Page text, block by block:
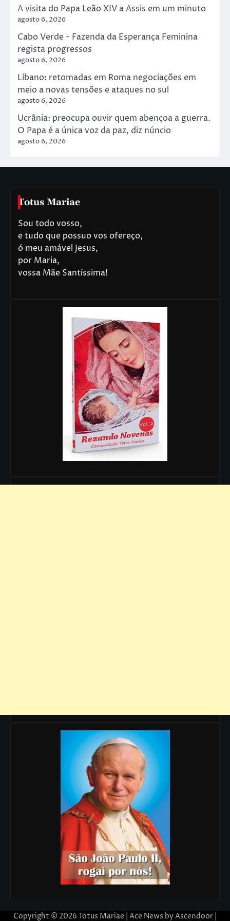
A visita do Papa Leão XIV a Assis em um minuto
agosto 6, 2026
Cabo Verde - Fazenda da Esperança Feminina
regista progressos
agosto 6, 2026
Líbano: retomadas em Roma negociações em
meio a novas tensões e ataques no sul
agosto 6, 2026
Ucrânia: preocupa ouvir quem abençoa a guerra.
O Papa é a única voz da paz, diz núncio
agosto 6, 2026
Totus Mariae
Sou todo vosso,
e tudo que possuo vos ofereço,
ó meu amável Jesus,
por Maria,
vossa Mãe Santíssima!
Copyright © 2026 Totus Mariae | Ace News by Ascendoor